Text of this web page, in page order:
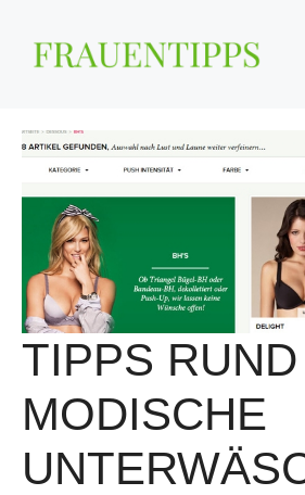
Inhalt
springen
TIPPS
MODISCHE